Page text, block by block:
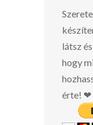
látsz
hogy
érte! ❤